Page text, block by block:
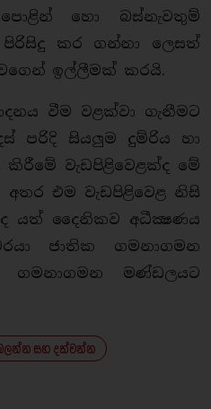
හො බස්නැවතුම්
කර ගන්නා ලෙසත්
ඉල්ලීමක් කරයි.
වීම වළක්වා ගැනීමට
පරිදි සියලුම දුම්රිය හා
වැඩපිළිවෙළක්ද මේ
එම වැඩපිළිවෙළ නිසි
ද යත් දෛනිකව අධීක්‍ෂණය
ජාතික ගමනාගමන
ගමනාගමන මණ්ඩලයට
සහ දක්වන්න